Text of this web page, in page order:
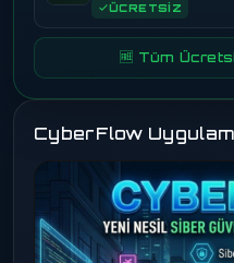
ÜCRETSİZ
🆓 Tüm
CyberFlow